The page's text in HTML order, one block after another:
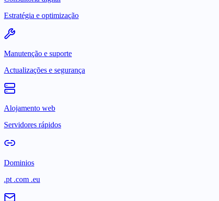
Estratégia e optimização
Manutenção e suporte
Actualizações e segurança
Alojamento web
Servidores rápidos
Dominios
.pt .com .eu